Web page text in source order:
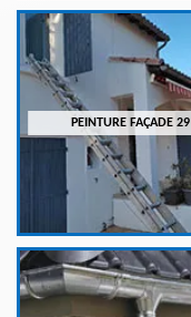
PEINTURE FAÇADE 29